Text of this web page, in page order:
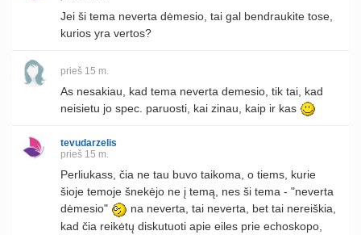
Jei ši tema neverta dėmesio, tai gal bendraukite tose,
kurios yra vertos?
prieš 15 m.
As nesakiau, kad tema neverta demesio, tik tai, kad
neisietu jo spec. paruosti, kai zinau, kaip ir kas
tevudarzelis
prieš 15 m.
Perliukass, čia ne tau buvo taikoma, o tiems, kurie
šioje temoje šnekėjo ne į temą, nes ši tema - "neverta
dėmesio"
na neverta, tai neverta, bet tai nereiškia,
kad čia reikėtų diskutuoti apie eiles prie echoskopo,